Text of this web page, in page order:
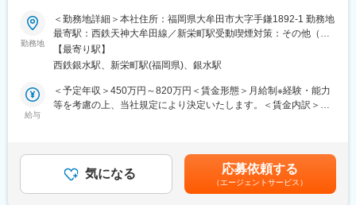
変更の範囲：会社の定める業務
■業務内容：
生化学自動分析装置、免疫自動分析装置、検体検査自動化システ
ムの設計開発を担っている、設計部 開発設計グループにて電気系
設計エンジニア業務をお任せします。
＜入社後お任せする業務＞
・製品・装置の仕様検討、回路設計、評価、量産立ち上げ
・品質改善・作業改善につながる生産設計
・電源周辺の電気設計と電子ビームを制御するアナログ設計
・電磁界解析、シミュレーション など
勤務地
＜勤務地詳細＞本社住所：福岡県大牟田市大字手鎌1892-1 勤務地
最寄駅：西鉄天神大牟田線／新栄町駅受動喫煙対策：その他（屋
内禁煙(屋外喫煙可能場所あり)）
【最寄り駅】
西鉄銀水駅、新栄町駅(福岡県)、銀水駅
給与
＜予定年収＞450万円～820万円＜賃金形態＞月給制※経験・能力
等を考慮の上、当社規定により決定いたします。＜賃金内訳＞月
＋賞与含む年収800万円/46歳年収600万円/36歳年収520万円/30歳
賃金はあくまでも目安の金額であり、選考を通じて上下する可能
性があります。月給(月額)は固定手当を含めた表記です。
気になる 応募依頼する
（エージェントサービス）